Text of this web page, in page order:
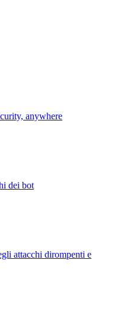
anywhere
dei bot
attacchi dirompenti e